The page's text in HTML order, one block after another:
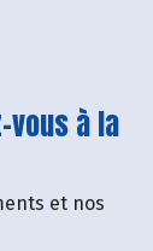
vous à la
et nos